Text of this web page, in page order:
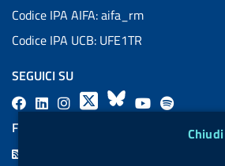
Codice IPA AIFA: aifa_rm
Codice IPA UCB: UFE1TR
SEGUICI SU
F
L
X
B
Y l
FEED RSS